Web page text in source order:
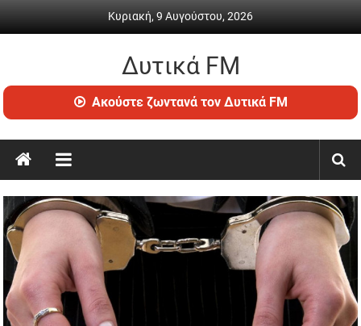
Κυριακή, 9 Αυγούστου, 2026
Δυτικά FM
Ραδιόφωνο
•
ενημέρωση
Ακούστε ζωντανά τον Δυτικά FM